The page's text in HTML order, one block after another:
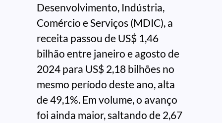
Desenvolvimento, Indústria,
Comércio e Serviços (MDIC), a
receita passou de US$ 1,46
bilhão entre janeiro e agosto de
2024 para US$ 2,18 bilhões no
mesmo período deste ano, alta
de 49,1%. Em volume, o avanço
foi ainda maior, saltando de 2,67